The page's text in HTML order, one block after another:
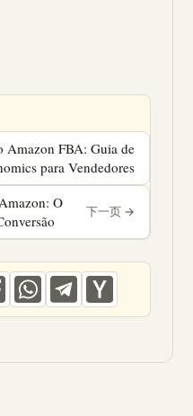
Amazon FBA: Guia de
para Vendedores
O